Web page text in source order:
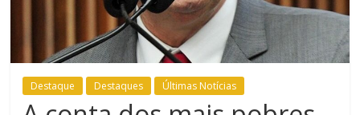
Destaque Destaques Últimas Notícias